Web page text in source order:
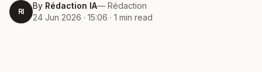
RI
By Rédaction IA— Rédaction
24 Jun 2026 · 15:06 · 1 min read